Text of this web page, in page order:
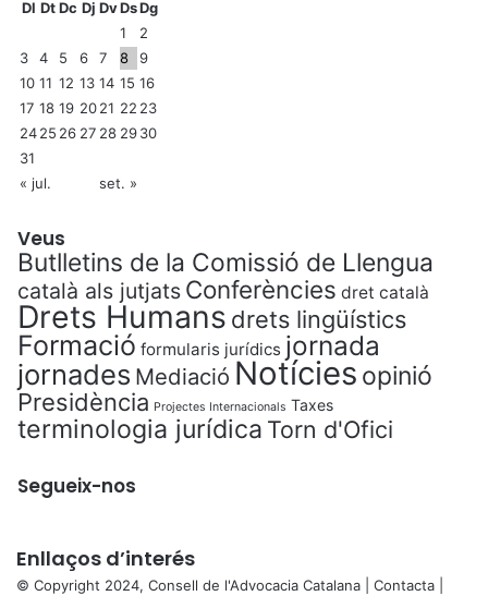
Dl DtDc Dj DvDsDg
1
2
3
4 5 6 7 8
9
10 11 12 13 14 15 16
17 18 19 2021 22 23
2425 26 27 28 2930
31
« jul.
set. »
Veus
Butlletins de la Comissió de Llengua
català als jutjats Conferències dret català
Drets Humans drets lingüístics
Formació formularis jurídics jornada
jornades Mediació Notícies opinió
Presidència Projectes Internacionals Taxes
terminologia jurídica Torn d'Ofici
Segueix-nos
Enllaços d’interés
© Copyright 2024, Consell de l'Advocacia Catalana | Contacta